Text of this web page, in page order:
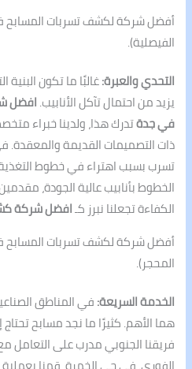
أفضل شركة لكشف تسربات المسابح
الفيصلية).
التحدي والعبرة:غالبًا ما تكون
يزيد من احتمال تآكل الأنابيب.افضل
في جدةتدرك هذا، ولدينا خبراء
ذات التصميمات القديمة
تسرب بسبب اهتراء في خطوط التغذية
الخطوط بأنابيب عالية الجودة،
الكفاءة تجعلنا نبرز كـافضل شركة
أفضل شركة لكشف تسربات المسابح
المحجر).
الخدمة السريعة:في المناطق
هما الأهم. كثيرًا ما نجد مسابح
فريقنا الجنوبي مدرب على التعامل